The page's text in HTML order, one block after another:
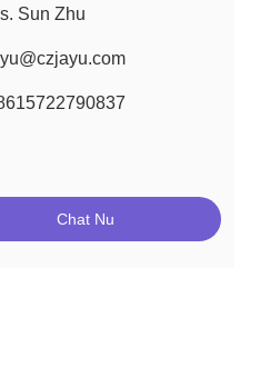
Sun Zhu
Chat Nu